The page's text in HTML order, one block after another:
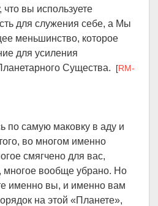
что вы используете
для служения себе, а Мы
меньшинство, которое
для усиления
Существа. [RM-
по самую маковку в аду и
во многом именно
смягчено для вас,
многое вообще убрано. Но
именно вы, и именно вам
на этой «Планете»,